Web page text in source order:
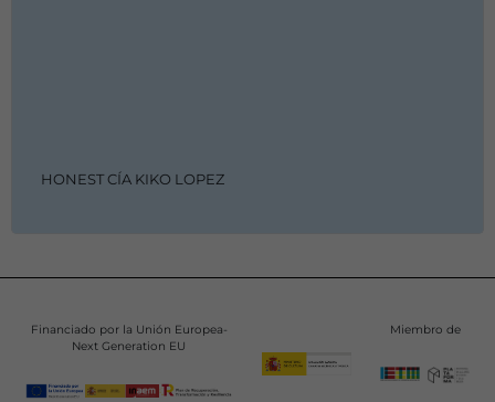
HONEST CÍA KIKO LOPEZ
Financiado por la Unión Europea-
Next Generation EU
Miembro de